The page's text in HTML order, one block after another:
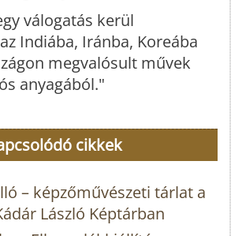
válogatás kerül
Indiába, Iránba, Koreába
megvalósult művek
anyagából."
cikkek
– képzőművészeti tárlat a
László Képtárban